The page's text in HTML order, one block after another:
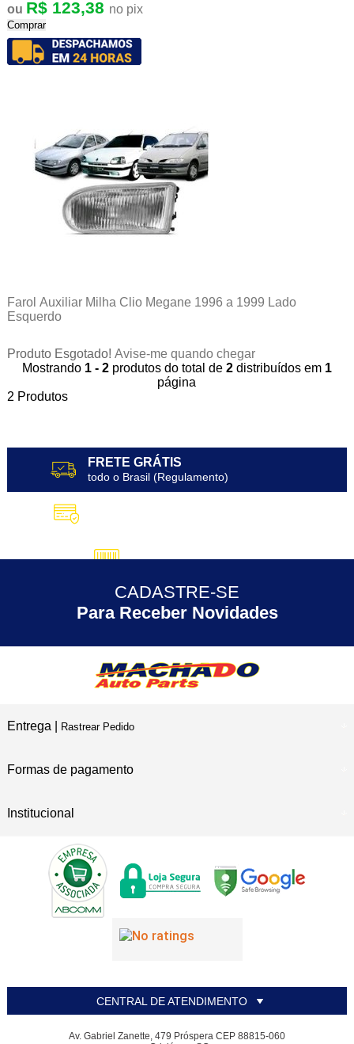
ou R$ 123,38 no pix
Comprar
Farol Auxiliar Milha Clio Megane 1996 a 1999 Lado
Esquerdo
Produto Esgotado! Avise-me quando chegar
Mostrando 1 - 2 produtos do total de 2distribuídos em 1
página
2 Produtos
FRETE GRÁTIS
todo o Brasil (Regulamento)
5% DESCONTO no Pix
30 ANOS
CADASTRE-SE
Para Receber Novidades
Entrega | Rastrear Pedido
Formas de pagamento
Institucional
CENTRAL DE ATENDIMENTO
Av. Gabriel Zanette, 479 Próspera CEP 88815-060